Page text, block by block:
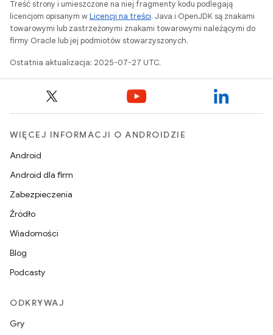
Treść strony i umieszczone na niej fragmenty kodu podlegają
licencjom opisanym wLicencji na treści. Java i OpenJDK są znakami
towarowymi lub zastrzeżonymi znakami towarowymi należącymi do
firmy Oracle lub jej podmiotów stowarzyszonych.
Ostatnia aktualizacja: 2025-07-27 UTC.
WIĘCEJ INFORMACJI O ANDROIDZIE
Android
Android dla firm
Zabezpieczenia
Źródło
Wiadomości
Blog
Podcasty
ODKRYWAJ
Gry